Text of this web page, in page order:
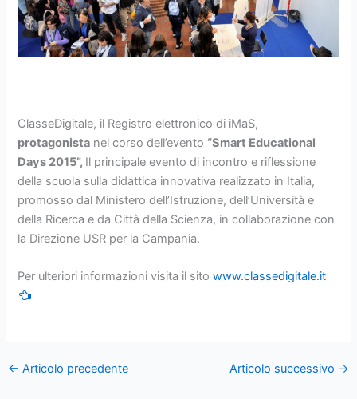
ClasseDigitale, il Registro elettronico di iMaS,
protagonista nel corso dell’evento “Smart Educational
Days 2015”, Il principale evento di incontro e riflessione
della scuola sulla didattica innovativa realizzato in Italia,
promosso dal Ministero dell’Istruzione, dell’Università e
della Ricerca e da Città della Scienza, in collaborazione con
la Direzione USR per la Campania.
Per ulteriori informazioni visita il sitowww.classedigitale.it
← Articolo precedente Articolo successivo →